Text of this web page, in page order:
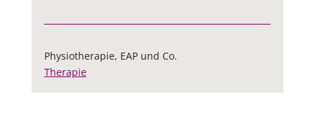
Physiotherapie, EAP und Co.
Therapie